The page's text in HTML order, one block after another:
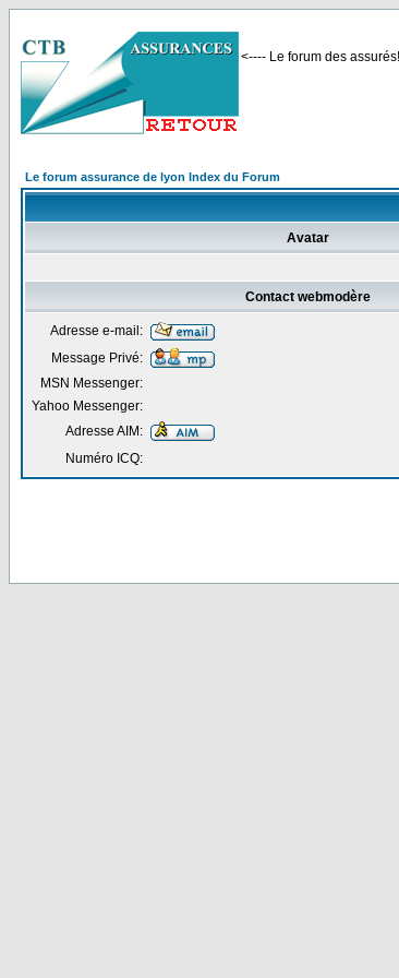
<---- Le forum des
Le forum assurance de lyon Index du Forum
Avatar
Contact webmodère
Adresse e-mail:
Message Privé:
MSN Messenger:
Yahoo Messenger:
Adresse AIM:
Numéro ICQ: